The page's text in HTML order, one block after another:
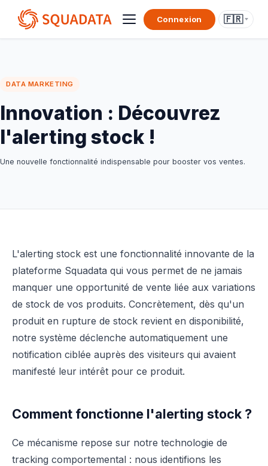
Connexion 🇫🇷
DATA MARKETING
Innovation : Découvrez
l'alerting stock !
Une nouvelle fonctionnalité indispensable pour booster vos ventes.
L'alerting stock est une fonctionnalité innovante de la
plateforme Squadata qui vous permet de ne jamais
manquer une opportunité de vente liée aux variations
de stock de vos produits. Concrètement, dès qu'un
produit en rupture de stock revient en disponibilité,
notre système déclenche automatiquement une
notification ciblée auprès des visiteurs qui avaient
manifesté leur intérêt pour ce produit.
Comment fonctionne l'alerting stock ?
Ce mécanisme repose sur notre technologie de
tracking comportemental : nous identifions les